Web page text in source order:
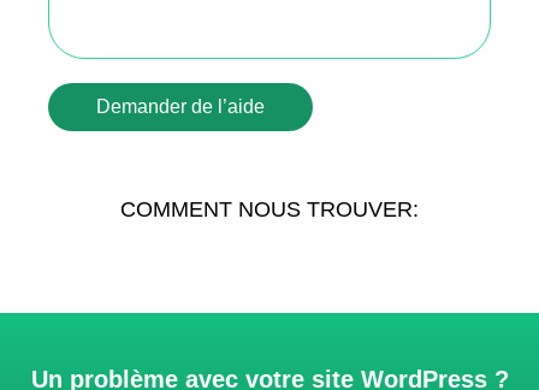
Demander de l’aide
COMMENT NOUS TROUVER:
Un problème avec votre site WordPress ?